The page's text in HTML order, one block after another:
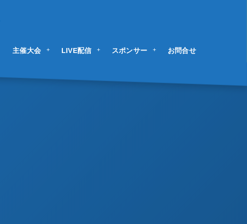
主催大会 LIVE配信 スポンサー お問合せ